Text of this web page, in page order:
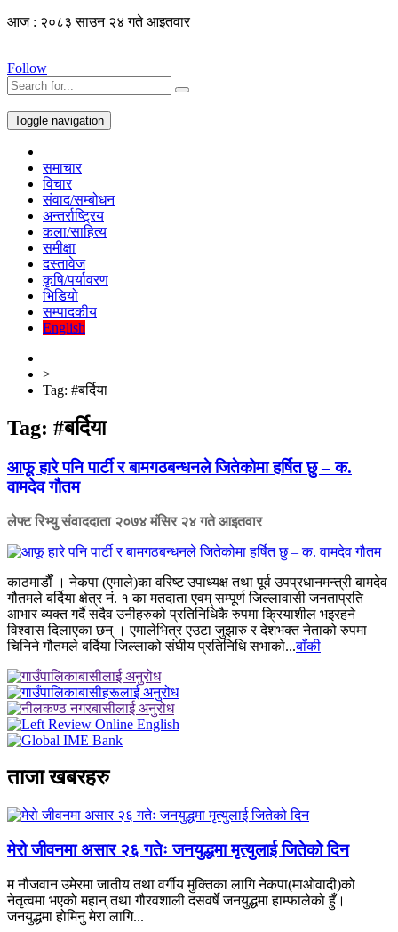
आज : २०८३ साउन २४ गते आइतवार
Follow
Toggle navigation
समाचार
विचार
संवाद/सम्बोधन
अन्तर्राष्ट्रिय
कला/साहित्य
समीक्षा
दस्तावेज
कृषि/पर्यावरण
भिडियो
सम्पादकीय
English
>
Tag: #बर्दिया
Tag: #बर्दिया
आफू हारे पनि पार्टी र बामगठबन्धनले जितेकोमा हर्षित छु – क.
वामदेव गौतम
लेफ्ट रिभ्यु संवाददाता २०७४ मंसिर २४ गते आइतवार
काठमाडाैँ । नेकपा (एमाले)का वरिष्ट उपाध्यक्ष तथा पूर्व उपप्रधानमन्त्री बामदेव
गौतमले बर्दिया क्षेत्र नं. १ का मतदाता एवम् सम्पूर्ण जिल्लावासी जनताप्रति
आभार व्यक्त गर्दै सदैव उनीहरुको प्रतिनिधिकै रुपमा क्रियाशील भइरहने
विश्वास दिलाएका छन् । एमालेभित्र एउटा जुझारु र देशभक्त नेताको रुपमा
चिनिने गौतमले बर्दिया जिल्लाको संघीय प्रतिनिधि सभाको...बाँकी
ताजा खबरहरु
मेरो जीवनमा असार २६ गतेः जनयुद्धमा मृत्युलाई जितेको दिन
म नौजवान उमेरमा जातीय तथा वर्गीय मुक्तिका लागि नेकपा(माओवादी)को
नेतृत्वमा भएको महान् तथा गौरवशाली दसवर्षे जनयुद्धमा हाम्फालेको हुँ।
जनयुद्धमा होमिनु मेरा लागि...